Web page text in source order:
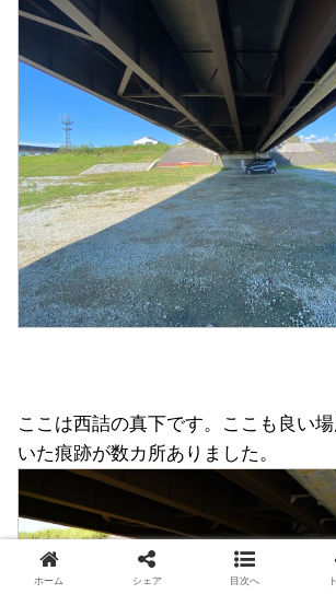
ここは西詰の真下です。ここも良い
いた痕跡が数カ所ありました。
ホーム シェア 目次へ